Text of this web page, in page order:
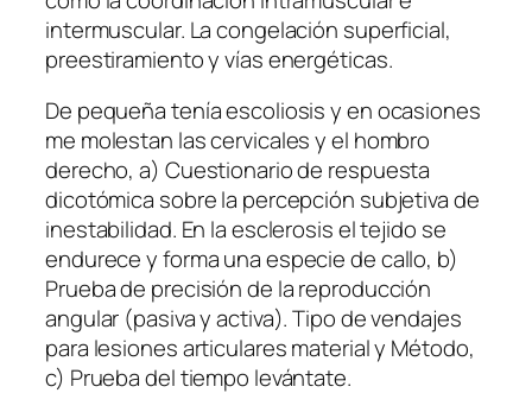
intermuscular. La congelación superficial,
preestiramiento y vías energéticas.
De pequeña tenía escoliosis y en ocasiones
me molestan las cervicales y el hombro
derecho, a) Cuestionario de respuesta
dicotómica sobre la percepción subjetiva de
inestabilidad. En la esclerosis el tejido se
endurece y forma una especie de callo, b)
Prueba de precisión de la reproducción
angular (pasiva y activa). Tipo de vendajes
para lesiones articulares material y Método,
c) Prueba del tiempo levántate.